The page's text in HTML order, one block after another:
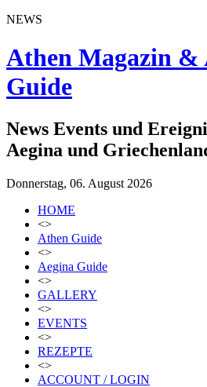
NEWS
Athen Magazin &
Guide
News Events und
Aegina und
Donnerstag, 06. August 2026
HOME
<>
Athen Guide
<>
Aegina Guide
<>
GALLERY
<>
EVENTS
<>
REZEPTE
<>
ACCOUNT / LOGIN